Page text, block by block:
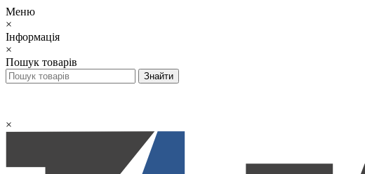
Меню
×
Інформація
×
Пошук товарів
×